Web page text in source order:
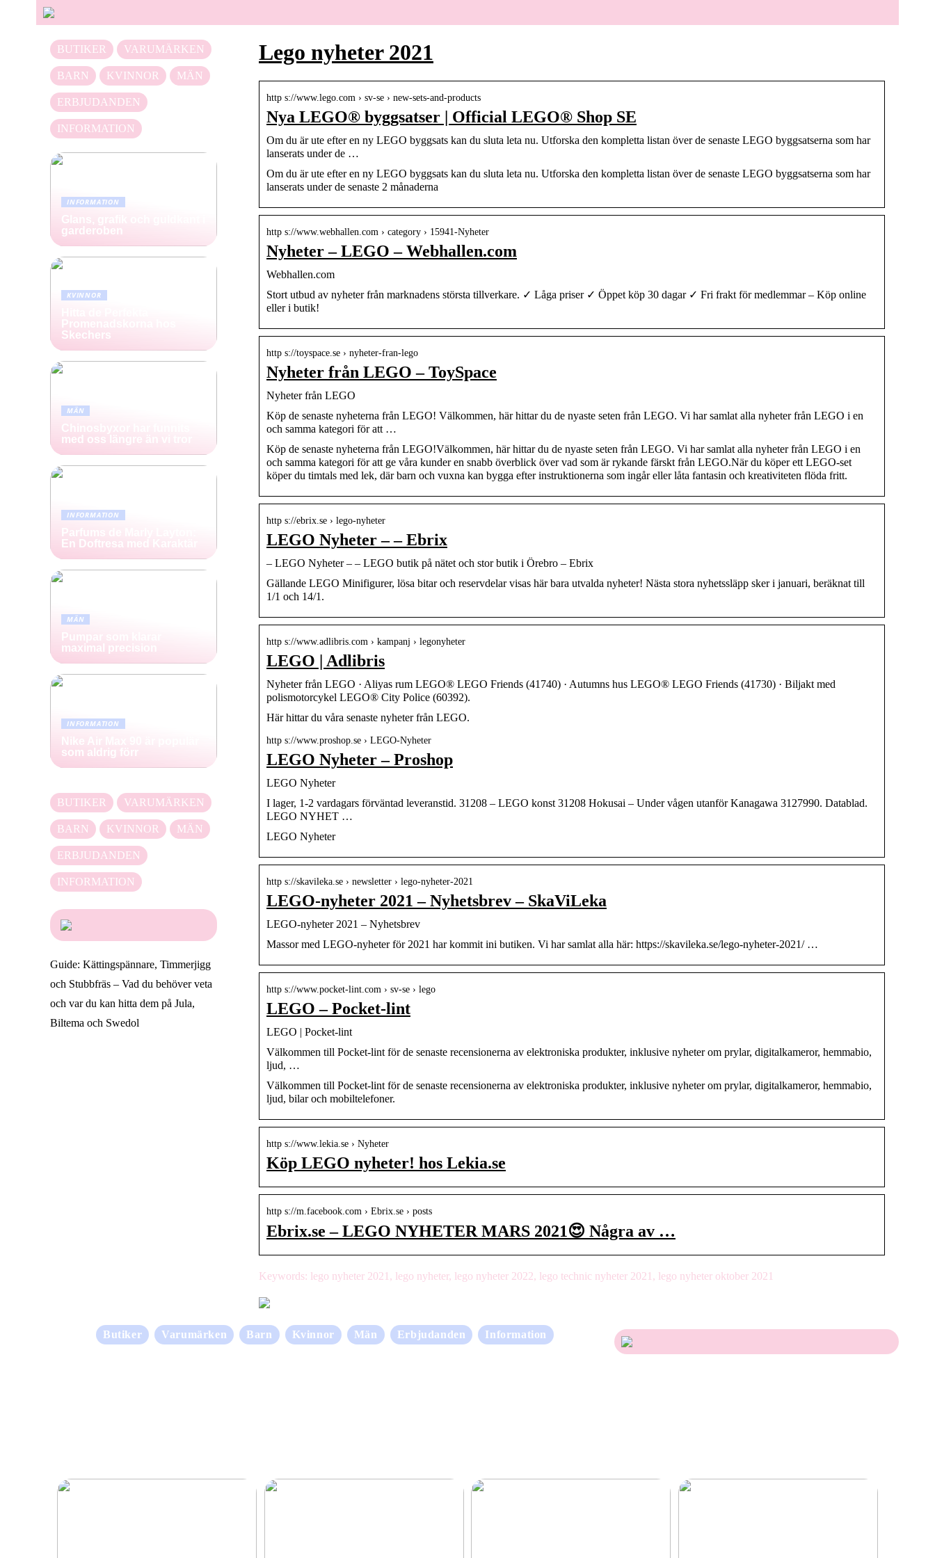
Lego nyheter 2021
http s://www.lego.com › sv-se › new-sets-and-products
Nya LEGO® byggsatser | Official LEGO® Shop SE
Om du är ute efter en ny LEGO byggsats kan du sluta leta nu. Utforska den kompletta listan över de senaste LEGO byggsatserna som har
lanserats under de …
Om du är ute efter en ny LEGO byggsats kan du sluta leta nu. Utforska den kompletta listan över de senaste LEGO byggsatserna som har
lanserats under de senaste 2 månaderna
http s://www.webhallen.com › category › 15941-Nyheter
Nyheter – LEGO – Webhallen.com
Webhallen.com
Stort utbud av nyheter från marknadens största tillverkare. ✓ Låga priser ✓ Öppet köp 30 dagar ✓ Fri frakt för medlemmar – Köp online
eller i butik!
http s://toyspace.se › nyheter-fran-lego
Nyheter från LEGO – ToySpace
Nyheter från LEGO
Köp de senaste nyheterna från LEGO! Välkommen, här hittar du de nyaste seten från LEGO. Vi har samlat alla nyheter från LEGO i en
och samma kategori för att …
Köp de senaste nyheterna från LEGO!Välkommen, här hittar du de nyaste seten från LEGO. Vi har samlat alla nyheter från LEGO i en
och samma kategori för att ge våra kunder en snabb överblick över vad som är rykande färskt från LEGO.När du köper ett LEGO-set
köper du timtals med lek, där barn och vuxna kan bygga efter instruktionerna som ingår eller låta fantasin och kreativiteten flöda fritt.
http s://ebrix.se › lego-nyheter
LEGO Nyheter – – Ebrix
– LEGO Nyheter – – LEGO butik på nätet och stor butik i Örebro – Ebrix
Gällande LEGO Minifigurer, lösa bitar och reservdelar visas här bara utvalda nyheter! Nästa stora nyhetssläpp sker i januari, beräknat till
1/1 och 14/1.
http s://www.adlibris.com › kampanj › legonyheter
LEGO | Adlibris
Nyheter från LEGO · Aliyas rum LEGO® LEGO Friends (41740) · Autumns hus LEGO® LEGO Friends (41730) · Biljakt med
polismotorcykel LEGO® City Police (60392).
Här hittar du våra senaste nyheter från LEGO.
http s://www.proshop.se › LEGO-Nyheter
LEGO Nyheter – Proshop
LEGO Nyheter
I lager, 1-2 vardagars förväntad leveranstid. 31208 – LEGO konst 31208 Hokusai – Under vågen utanför Kanagawa 3127990. Datablad.
LEGO NYHET …
LEGO Nyheter
http s://skavileka.se › newsletter › lego-nyheter-2021
LEGO-nyheter 2021 – Nyhetsbrev – SkaViLeka
LEGO-nyheter 2021 – Nyhetsbrev
Massor med LEGO-nyheter för 2021 har kommit ini butiken. Vi har samlat alla här: https://skavileka.se/lego-nyheter-2021/ …
http s://www.pocket-lint.com › sv-se › lego
LEGO – Pocket-lint
LEGO | Pocket-lint
Välkommen till Pocket-lint för de senaste recensionerna av elektroniska produkter, inklusive nyheter om prylar, digitalkameror, hemmabio,
ljud, …
Välkommen till Pocket-lint för de senaste recensionerna av elektroniska produkter, inklusive nyheter om prylar, digitalkameror, hemmabio,
ljud, bilar och mobiltelefoner.
http s://www.lekia.se › Nyheter
Köp LEGO nyheter! hos Lekia.se
http s://m.facebook.com › Ebrix.se › posts
Ebrix.se – LEGO NYHETER MARS 2021😍 Några av …
Keywords: lego nyheter 2021, lego nyheter, lego nyheter 2022, lego technic nyheter 2021, lego nyheter oktober 2021
BUTIKER VARUMÄRKEN
BARN KVINNOR MÄN
ERBJUDANDEN
INFORMATION
INFORMATION
Glans, grafik och guldkant i
garderoben
KVINNOR
Promenadskorna hos
Skechers
MÄN
Chinosbyxor har funnits
med oss längre än vi tror
INFORMATION
Parfums de Marly Layton:
En Doftresa med Karaktär
MÄN
Pumpar som klarar
maximal precision
INFORMATION
Nike Air Max 90 är populär
som aldrig förr
BUTIKER VARUMÄRKEN
BARN KVINNOR MÄN
ERBJUDANDEN
INFORMATION
Guide: Kättingspännare, Timmerjigg
och Stubbfräs – Vad du behöver veta
och var du kan hitta dem på Jula,
Biltema och Swedol
Butiker Varumärken Barn Kvinnor Män Erbjudanden Information